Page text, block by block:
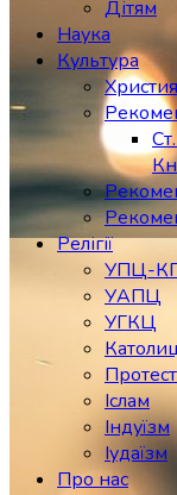
Дітям
Наука
Культура
Релігії
УПЦ-
УАПЦ
УГКЦ
Іслам
Індуїзм
Іудаїзм
Про нас